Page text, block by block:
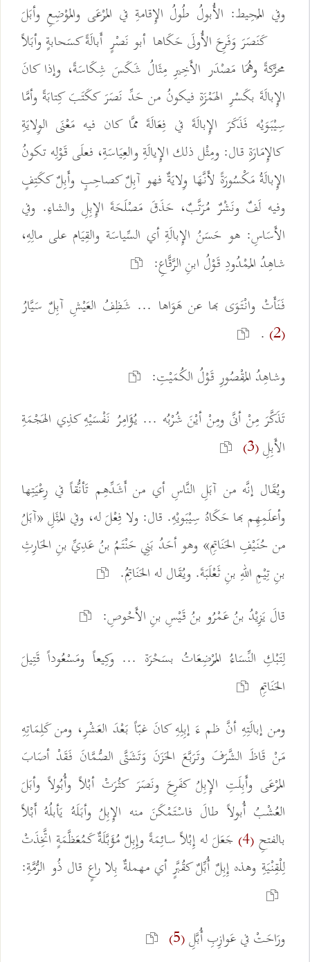
وفي المُحِيط: الأُبولُ طُولُ الإِقامةِ في المَرْعَى والمَوْضِعِ وأبَلَ
كَنَصَرَ وَفَرِحَ الأُولَى حَكَاها أبو نَصْرٍ أَبالَةً كسَحابةٍ وأبَلاً
محرَّكةً وهُمَا مَصْدَر الأَخِيرِ مِثَالُ شَكَسَ شِكَاسَةً، وإذا كانَ
الإِبالَةَ بكَسْرِ الهَمْزَةِ فيكونُ من حَدِّ نَصَرَ ككَتَبَ كِتابَةً وأمَّا
سِيْبَوَيْه فَذَكَرَ الإِبالَةَ في فِعَالَةَ ممَّا كان فيه مَعْنَى الوِلايَةِ
كالإِمَارَةِ قال: ومِثْل ذلك الإِيالَةِ والعِيَاسَةِ، فعلَى قَوْلِه تكونُ
الإِبالَةُ مَكْسُورَةً لأَنَّهَا وِلايَةٌ فهو آبِلٌ كصاحِبٍ وأَبِلٌ ككَتِفٍ
وفيه لَفٌ ونَشْرٌ مُرَتَّبٌ، حَذَقَ مَصْلَحَةَ الإِبِلِ والشاءِ. وفي
الأَسَاسِ: هو حَسَنُ الإِبالَةِ أي السِّياسَة والقِيَام على مالِهِ،
شاهِدُ المَمْدُودِ قَوْلُ ابنِ الرَّقَّاعِ:
فَنَأَتْ وانْتَوَى بها عن هَوَاها ... شَظِفُ العَيْشِ آبِلٌ سَيَّارُ
(2)
.
وشاهِدُ المَقْصُورِ قَوْلُ الكُمَيْتِ:
تَذَكَّرَ مِنْ أنَّى ومِنْ أيْنَ شُرْبُه ... يُؤَامِرُ نَفْسَيْهِ كذِي الهَجْمَةِ
الأَبِلِ(3)
ويُقَال إنَّه من آبَلِ النَّاسِ أي من أَشَدِّهِم تَأنُّقاً في رِعْيَتِها
وأعلَمِهِم بها حَكَاهُ سِيْبَويْهِ. قال: ولا فِعْلَ له، وفي المَثَلِ «آبَلُ
من حُنَيْفِ الحَنَاتِمِ» وهو أحَدُ بَنِي حَنْتَمُ بنُ عَدِيِّ بنِ الحَارِثِ
بنِ تِيْمِ اللهِ بنِ ثَعْلَبَةَ. ويُقَال له الحَنَاتِمُ.
قالَ يَزِيْدُ بنُ عَمْرُو بنُ قَيْسِ بنِ الأَحْوصِ:
لِتَبْكِ النِّسَاءُ المُرْضِعَاتُ بسَحْرَة ... وكِيعاً ومَسْعُوداً قَتِيلَ
الحَنَاتِمِ
ومن إبالَتِهِ أنَّ ظم ءَ إبِلِهِ كانَ غبّاً بَعْدَ العَشْرِ، ومن كَلِمَاتِهِ
مَنْ قَاظَ الشَّرَفَ وتَرَبَّعَ الحَزَنَ وَتَشَتَّى الصُّمَّانَ فَقَدْ أصَابَ
المَرْعَى وأَبِلَتِ الإِبِلُ كفَرِحَ ونَصَرَ كثُرَتْ أبْلاً وأُبُولاً وأبَلَ
العُشْبُ أُبولاً طالَ فاسْتَمْكَنَ منه الإِبِلُ وأبَلَهُ يَأبلُهُ أَبْلاً
بالفتحِ(4)
جَعَلَ له إِبْلاً سائِمَةً وإِبِلٌ مُؤَبَّلَةٌ كَمُعَظَّمَةٍ اتَّخِذَتْ
لِلْقِنْيَةِ وهذه إِبِلٌ أُبِّلٌ كقُبَّرٍ أي مهملةٌ بِلا راعٍ قال ذُو الرُّمَّةِ:
ورَاحَتْ في عَوازِبِ أُبَّلِ(5)